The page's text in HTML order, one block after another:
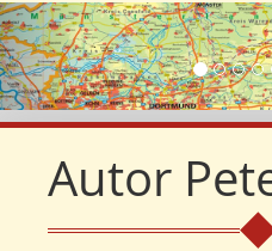
Vorherige
Autor